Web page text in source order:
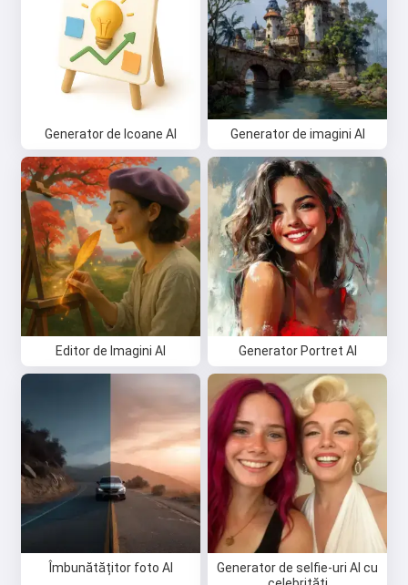
Generator de Icoane AI Generator de imagini AI
Editor de Imagini AI Generator Portret AI
Îmbunătățitor foto AI
Generator de selfie-uri AI cu